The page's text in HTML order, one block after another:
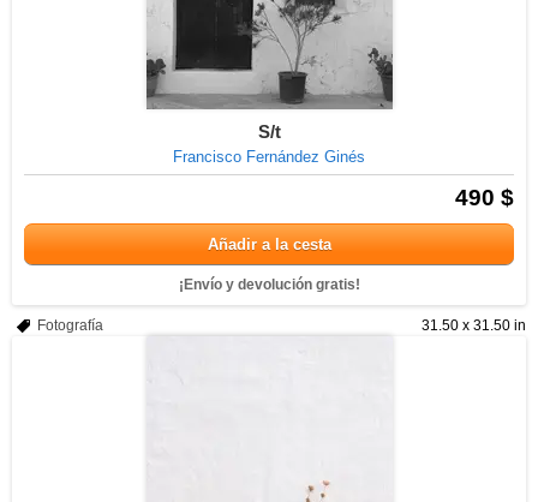
S/t
Francisco Fernández Ginés
490 $
Añadir a la cesta
¡Envío y devolución gratis!
31.50 x 31.50 in
Fotografía